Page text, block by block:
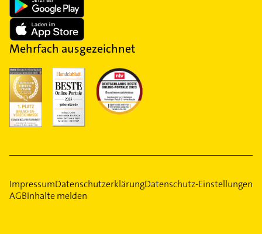
Mehrfach ausgezeichnet
ImpressumDatenschutzerklärungDatenschutz-Einstellungen
AGBInhalte melden